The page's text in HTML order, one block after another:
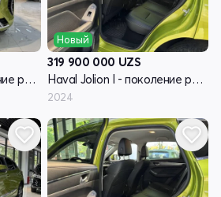
Haval Jolion I - поколение рестайлинг
Новый
319 900 000 UZS
Haval Jolion I - поколение рестайлинг
2024